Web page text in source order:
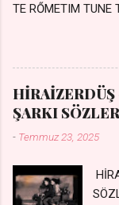
TE RŐMETIM TUNE
Silinmis yarıda.
Yaralı adamım.
kalbimde Bir sızı
dile şevên min
geceler Sensiz her
ŞARKI
- Temmuz 23, 2025